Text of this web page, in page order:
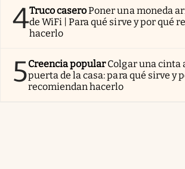
4Truco caseroPoner una moneda
de WiFi | Para qué sirve y por qué
hacerlo
5Creencia popularColgar una cinta
puerta de la casa: para qué sirve y
recomiendan hacerlo